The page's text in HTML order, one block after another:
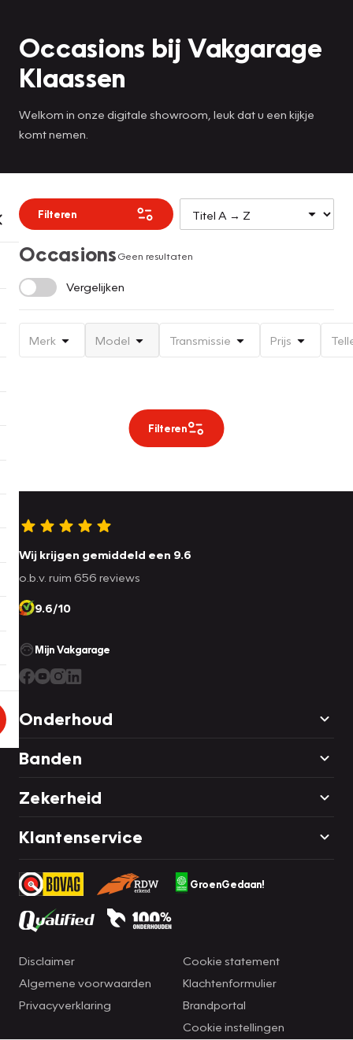
Occasions bij Vakgarage
Klaassen
Welkom in onze digitale showroom, leuk dat u een kijkje
komt nemen.
Filteren
OccasionsGeen resultaten
Vergelijken
Merk Model Transmissie Prijs
Filteren
Wij krijgen gemiddeld een 9.6
o.b.v. ruim 656 reviews
9.6/10
Mijn Vakgarage
Onderhoud
Banden
Zekerheid
Klantenservice
GroenGedaan!
Disclaimer
Algemene voorwaarden
Privacyverklaring
Cookie statement
Klachtenformulier
Brandportal
Cookie instellingen